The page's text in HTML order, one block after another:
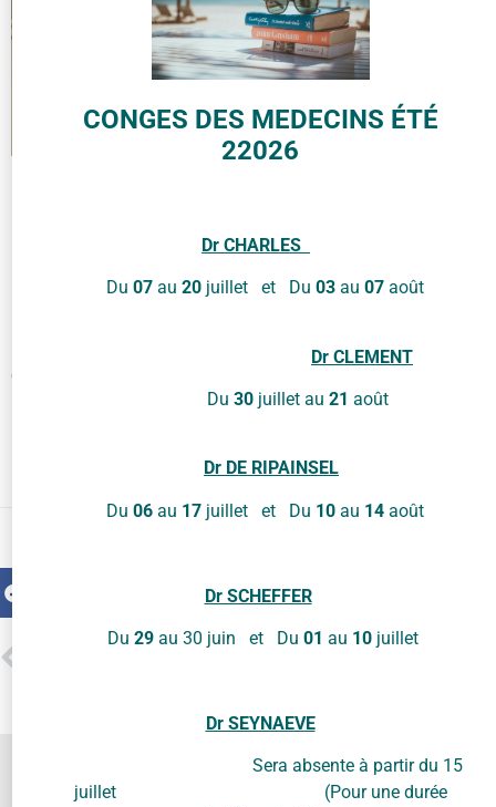
La maison médicale organise deux fois par an une
exposition des œuvres
(peintures, photos, sculptures, …) des patients.
Twitter
Contactez-nous !
CONGES DES MEDECINS ÉTÉ
22026
Dr CHARLES
Du 07au 20juillet et Du 03 au 07août
Dr CLEMENT
Du 30 juillet au 21 août
Dr DE RIPAINSEL
Du 06au 17juillet et Du 10 au 14août
Dr SCHEFFER
Du 29au 30 juin et Du 01 au 10juillet
Dr SEYNAEVE
Sera absente à partir du 15
juillet (Pour une durée